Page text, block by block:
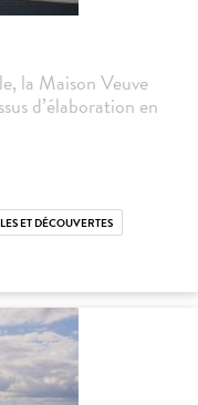
la Maison Veuve
d’élaboration en
ET DÉCOUVERTES